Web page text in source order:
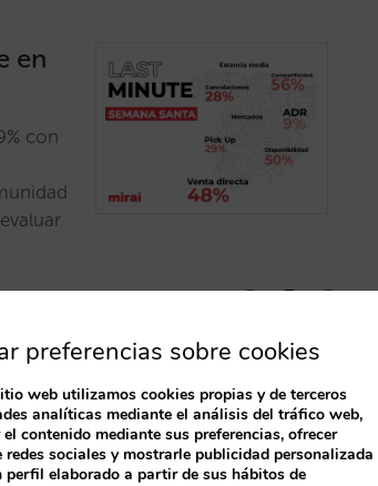
en
con
preferencias sobre cookies
web utilizamos cookies propias y de terceros
analíticas mediante el análisis del tráfico web,
contenido mediante sus preferencias, ofrecer
redes sociales y mostrarle publicidad personalizada
perfil elaborado a partir de sus hábitos de